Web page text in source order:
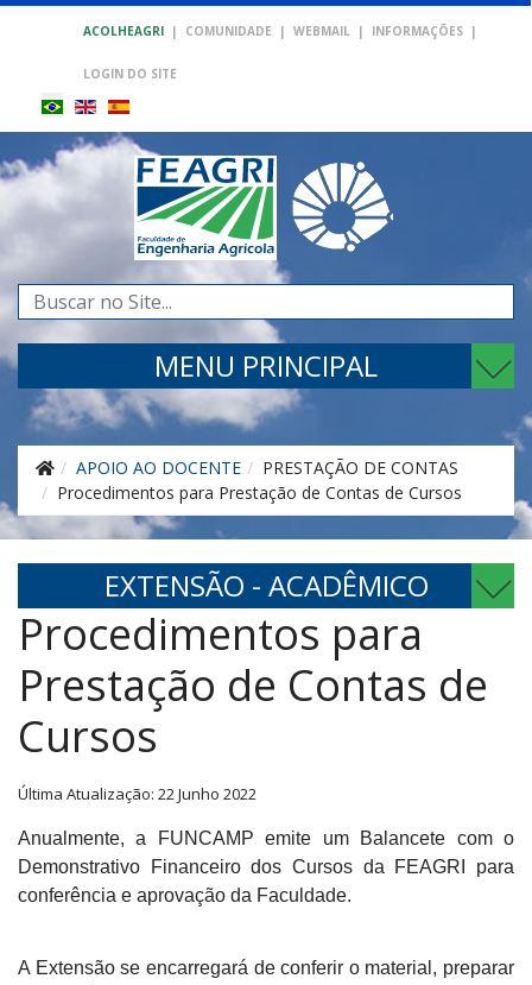
ACOLHEAGRI | COMUNIDADE | WEBMAIL | INFORMAÇÕES |
LOGIN DO SITE
Pesquisar...
MENU PRINCIPAL
APOIO AO DOCENTE
PRESTAÇÃO DE CONTAS
Procedimentos para Prestação de Contas de Cursos
EXTENSÃO - ACADÊMICO
Procedimentos para
Prestação de Contas de
Cursos
Última Atualização: 22 Junho 2022
Anualmente, a FUNCAMP emite um Balancete com o
Demonstrativo Financeiro dos Cursos da FEAGRI para
conferência e aprovação da Faculdade.
A Extensão se encarregará de conferir o material, preparar